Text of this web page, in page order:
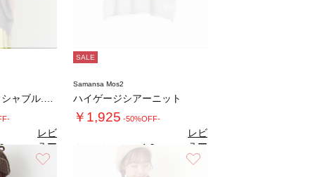
（1）
レビ
ュー
を見
る
SALE
Samansa Mos2
ハイゲージシアーニット
￥1,925 -50%OFF-
4.0
レビ
ュー
を見
る